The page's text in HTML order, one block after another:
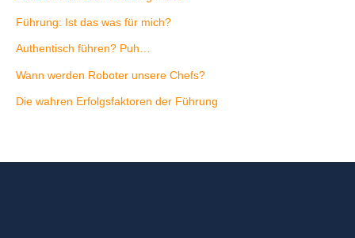
Führung: Ist das was für mich?
Authentisch führen? Puh…
Wann werden Roboter unsere Chefs?
Die wahren Erfolgsfaktoren der Führung